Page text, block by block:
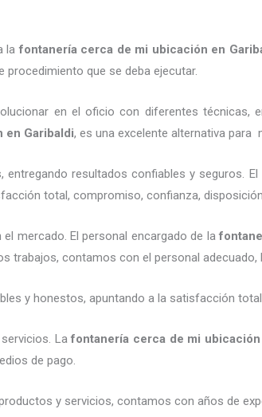
lafontanería cerca de mi ubicación en
procedimiento que se deba ejecutar.
en el oficio con diferentes técnicas,
en Garibaldi, es una excelente alternativa para
resultados confiables y seguros.
total, compromiso, confianza,
el mercado.El personal encargado de la
trabajos, contamos con el personal
y honestos, apuntando a la satisfacción
Lafontanería cerca de mi ubicación
de pago.
y servicios, contamos con años de